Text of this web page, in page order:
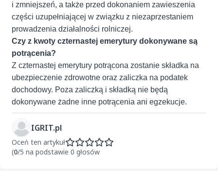
i zmniejszeń, a także przed dokonaniem zawieszenia
części uzupełniającej w związku z niezaprzestaniem
prowadzenia działalności rolniczej.
Czy z kwoty czternastej emerytury dokonywane są
potrącenia?
Z czternastej emerytury potrącona zostanie składka na
ubezpieczenie zdrowotne oraz zaliczka na podatek
dochodowy. Poza zaliczką i składką nie będą
dokonywane żadne inne potrącenia ani egzekucje.
IGRIT.pl
Oceń ten artykuł
(0/5 na podstawie 0 głosów